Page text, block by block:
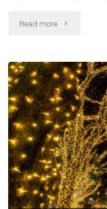
ら
い
の
夜
景"
Read more "お
好
き
の
祭
典
#